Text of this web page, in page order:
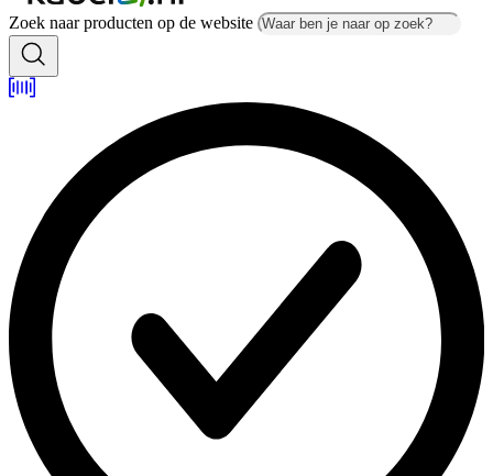
Zoek naar producten op de website